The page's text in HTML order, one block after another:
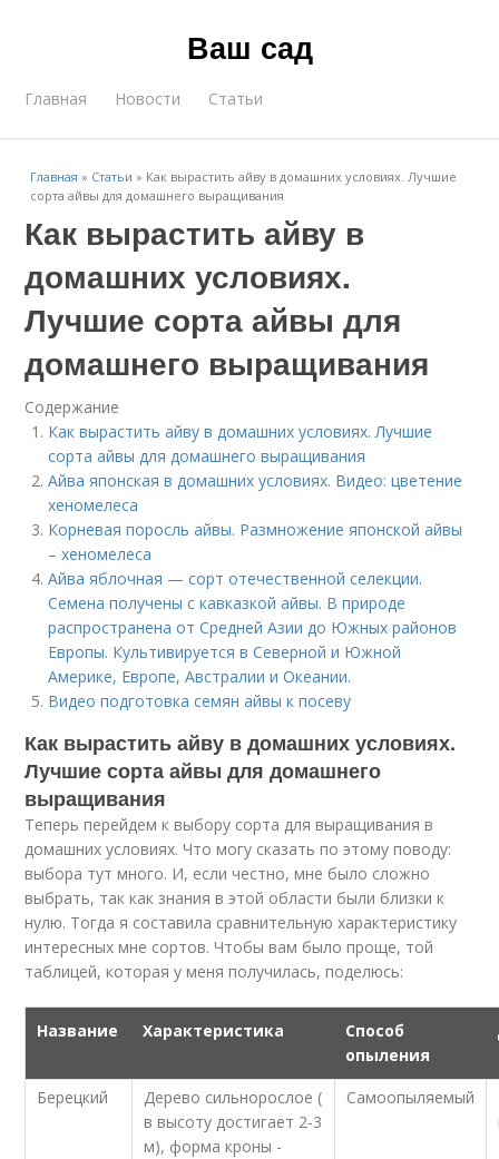
Ваш сад
Главная Новости Статьи
Главная » Статьи » Как вырастить айву в домашних условиях. Лучшие
сорта айвы для домашнего выращивания
Как вырастить айву в
домашних условиях.
Лучшие сорта айвы для
домашнего выращивания
Содержание
Как вырастить айву в домашних условиях. Лучшие
сорта айвы для домашнего выращивания
Айва японская в домашних условиях. Видео: цветение
хеномелеса
Корневая поросль айвы. Размножение японской айвы
– хеномелеса
Айва яблочная — сорт отечественной селекции.
Семена получены с кавказкой айвы. В природе
распространена от Средней Азии до Южных районов
Европы. Культивируется в Северной и Южной
Америке, Европе, Австралии и Океании.
Видео подготовка семян айвы к посеву
Как вырастить айву в домашних условиях.
Лучшие сорта айвы для домашнего
выращивания
Теперь перейдем к выбору сорта для выращивания в
домашних условиях. Что могу сказать по этому поводу:
выбора тут много. И, если честно, мне было сложно
выбрать, так как знания в этой области были близки к
нулю. Тогда я составила сравнительную характеристику
интересных мне сортов. Чтобы вам было проще, той
таблицей, которая у меня получилась, поделюсь:
Название Характеристика
Способ
опыления
Берецкий
Дерево сильнорослое (
в высоту достигает 2-3
м), форма кроны -
Самоопыляемый